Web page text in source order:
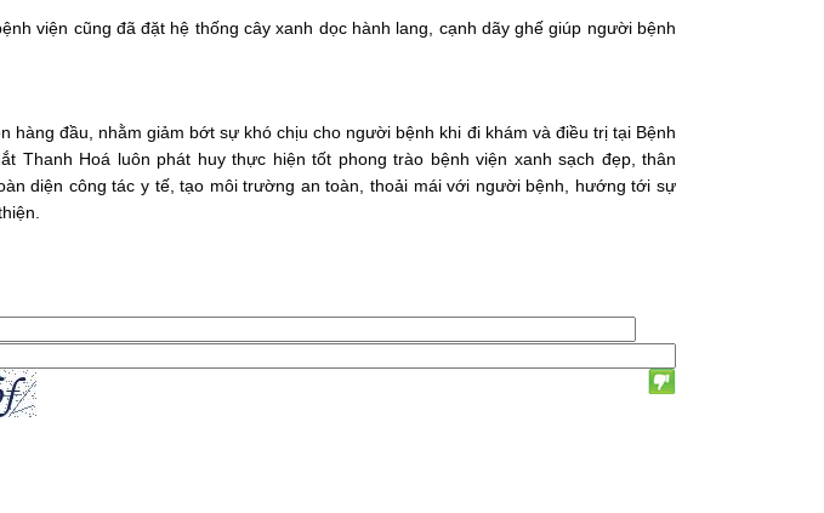
viện cũng đã đặt hệ thống cây xanh dọc hành lang, cạnh dãy ghế giúp người bệnh
hàng đầu, nhằm giảm bớt sự khó chịu cho người bệnh khi đi khám và điều trị tại Bệnh
Thanh Hoá luôn phát huy thực hiện tốt phong trào bệnh viện xanh sạch đẹp, thân
diện công tác y tế, tạo môi trường an toàn, thoải mái với người bệnh, hướng tới sự